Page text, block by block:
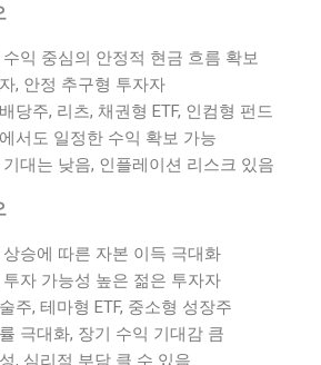
수익 중심의 안정적 현금 흐름 확보
, 안정 추구형 투자자
당주, 리츠, 채권형 ETF, 인컴형 펀드
서도 일정한 수익 확보 가능
대는 낮음, 인플레이션 리스크 있음
상승에 따른 자본 이득 극대화
투자 가능성 높은 젊은 투자자
주, 테마형 ETF, 중소형 성장주
극대화, 장기 수익 기대감 큼
, 심리적 부담 클 수 있음